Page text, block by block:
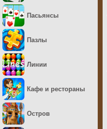
Пасьянсы
Пазлы
Линии
Кафе и рестораны
Остров